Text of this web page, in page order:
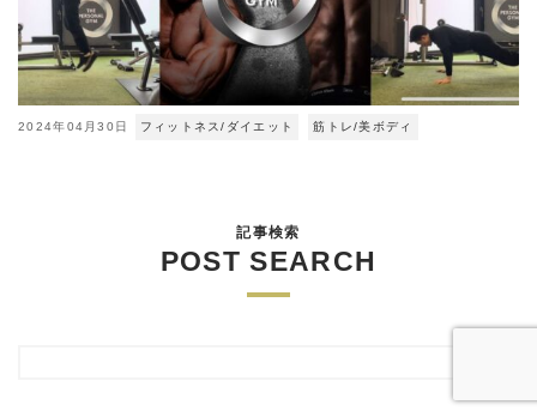
2024年04月30日 フィットネス/ダイエット 筋トレ/美ボディ
記事検索
POST SEARCH